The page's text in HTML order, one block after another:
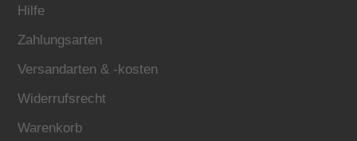
Hilfe
Zahlungsarten
Versandarten & -kosten
Widerrufsrecht
Warenkorb